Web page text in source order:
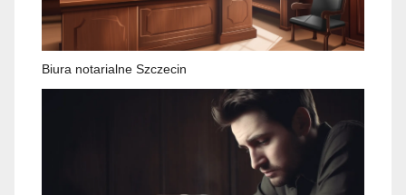
Biura notarialne Szczecin